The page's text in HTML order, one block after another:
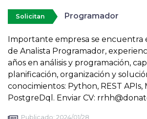
Solicitan Programador
Importante empresa se encuentra
de Analista Programador,
años en análisis y programación,
planificación, organización y
conocimientos: Python, REST APIs,
PostgreDql. Enviar CV:
Publicado: 2024/01/28